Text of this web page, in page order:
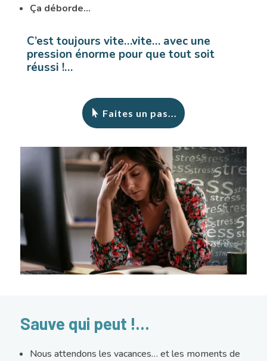
Ça déborde…
C’est toujours vite…vite… avec une
pression énorme pour que tout soit
réussi !…
Faites un pas...
Sauve qui peut !…
Nous attendons les vacances… et les moments de